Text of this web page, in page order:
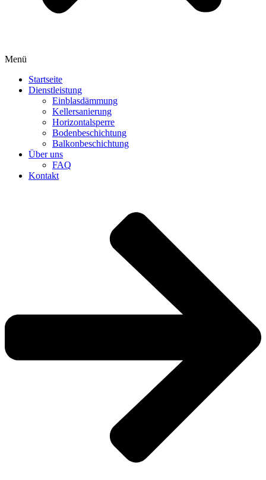
Menü
Startseite
Dienstleistung
Einblasdämmung
Kellersanierung
Horizontalsperre
Bodenbeschichtung
Balkonbeschichtung
Über uns
FAQ
Kontakt